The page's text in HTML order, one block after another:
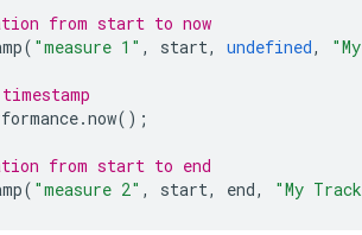
from start to now
( "measure 1" , start, undefined,
.now();
from start to end
( "measure 2" , start, end, "My